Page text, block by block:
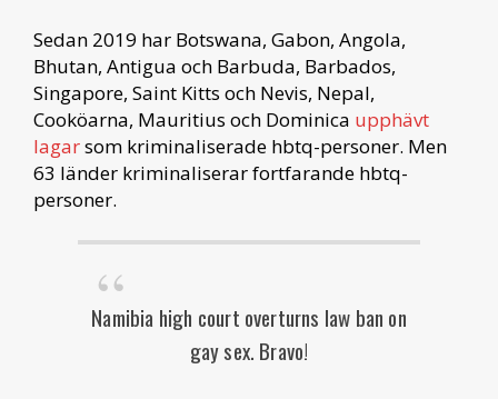
Sedan 2019 har Botswana, Gabon, Angola,
Bhutan, Antigua och Barbuda, Barbados,
Singapore, Saint Kitts och Nevis, Nepal,
Cooköarna, Mauritius och Dominica upphävt
lagarsom kriminaliserade hbtq-personer. Men
63 länder kriminaliserar fortfarande hbtq-
personer.
Namibia high court overturns law ban on
gay sex. Bravo!